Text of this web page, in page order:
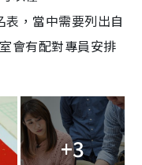
，當中需要列出自
會有配對專員安排
+3